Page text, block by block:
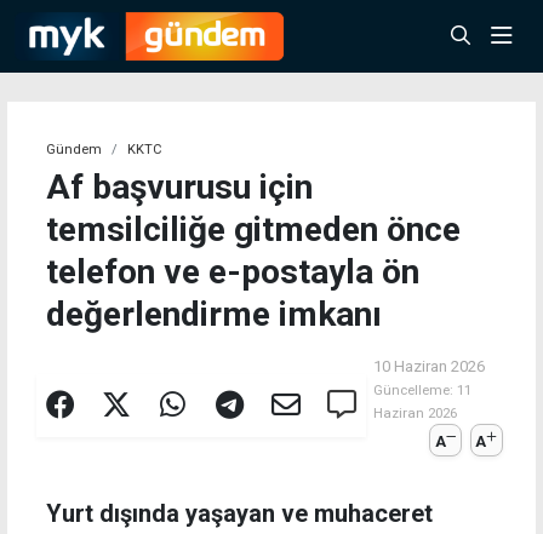
Gündem KKTC
Af başvurusu için
temsilciliğe gitmeden önce
telefon ve e-postayla ön
değerlendirme imkanı
10 Haziran 2026
Güncelleme: 11
Haziran 2026
A A
Yurt dışında yaşayan ve muhaceret